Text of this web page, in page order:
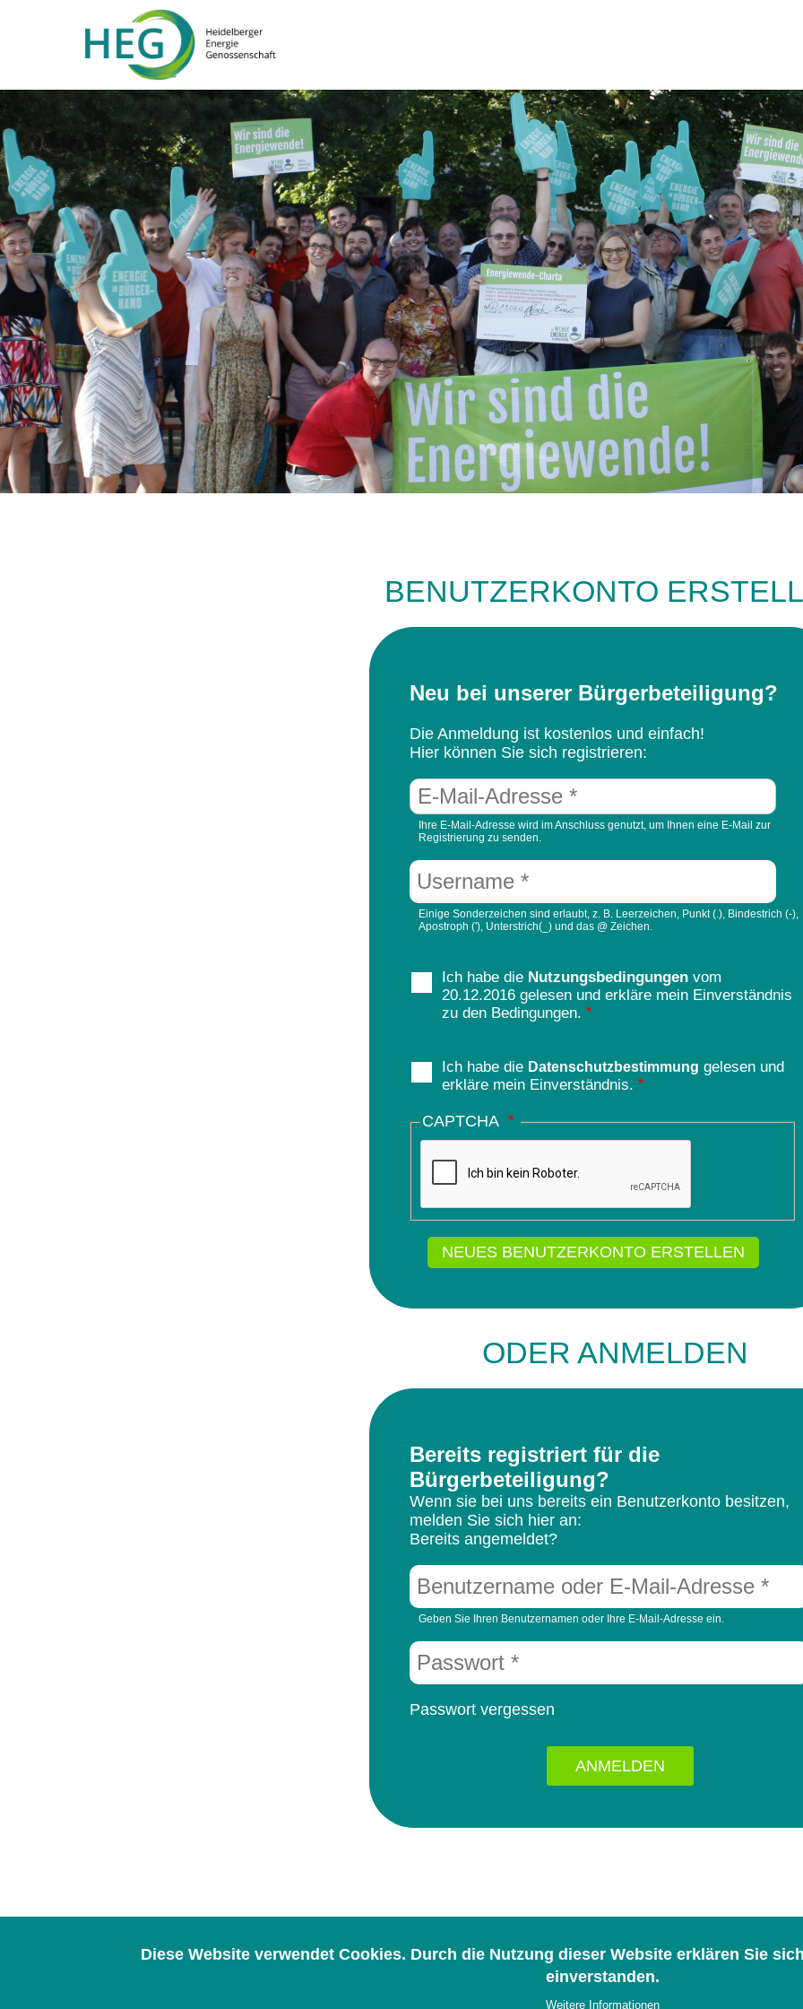
ODER ANMELDEN
Bereits registriert für die
Bürgerbeteiligung?
Wenn sie bei uns bereits ein Benutzerkonto besitzen,
melden Sie sich hier an:
Bereits angemeldet?
Geben Sie Ihren Benutzernamen oder Ihre E-Mail-Adresse ein.
Passwortvergessen
BENUTZERKONTO
Neu bei unserer Bürgerbeteiligung?
Die Anmeldung ist kostenlos und einfach!
Hier können Sie sich registrieren:
Ihre E-Mail-Adresse wird im Anschluss genutzt, um Ihnen eine E-Mail zur
Registrierung zu senden.
Einige Sonderzeichen sind erlaubt, z. B. Leerzeichen, Punkt (.), Bindestrich (-),
Apostroph ('), Unterstrich(_) und das @ Zeichen.
Ich habe die Nutzungsbedingungenvom
20.12.2016 gelesen und erkläre mein Einverständnis
zu den Bedingungen.
Ich habe die Datenschutzbestimmung gelesen und
erkläre mein Einverständnis.
CAPTCHA
Diese Website verwendet Cookies. Durch die Nutzung dieser Website erklären Sie
einverstanden.
Weitere Informationen